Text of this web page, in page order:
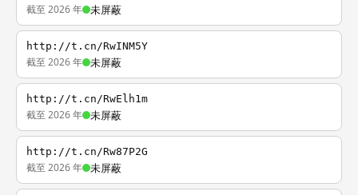
截至 2026 年 未屏蔽
http://t.cn/RwINM5Y
截至 2026 年 未屏蔽
http://t.cn/RwElh1m
截至 2026 年 未屏蔽
http://t.cn/Rw87P2G
截至 2026 年 未屏蔽